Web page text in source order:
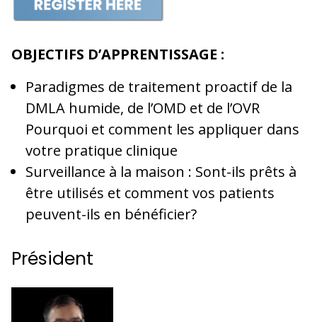
OBJECTIFS D’APPRENTISSAGE :
Paradigmes de traitement proactif de la
DMLA humide, de l’OMD et de l’OVR
Pourquoi et comment les appliquer dans
votre pratique clinique
Surveillance à la maison : Sont-ils prêts à
être utilisés et comment vos patients
peuvent-ils en bénéficier?
Président